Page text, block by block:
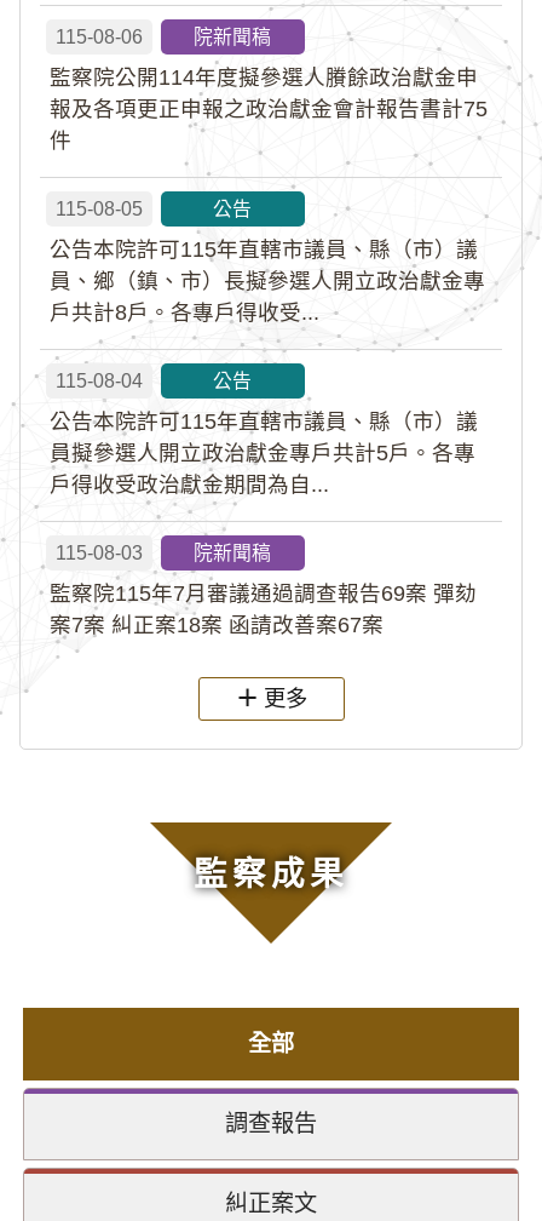
115-08-06 院新聞稿
監察院公開114年度擬參選人賸餘政治獻金申
報及各項更正申報之政治獻金會計報告書計75
件
115-08-05 公告
公告本院許可115年直轄市議員、縣（市）議
員、鄉（鎮、市）長擬參選人開立政治獻金專
戶共計8戶。各專戶得收受...
115-08-04 公告
公告本院許可115年直轄市議員、縣（市）議
員擬參選人開立政治獻金專戶共計5戶。各專
戶得收受政治獻金期間為自...
115-08-03 院新聞稿
監察院115年7月審議通過調查報告69案 彈劾
案7案 糾正案18案 函請改善案67案
更多
監察成果
全部
調查報告
糾正案文